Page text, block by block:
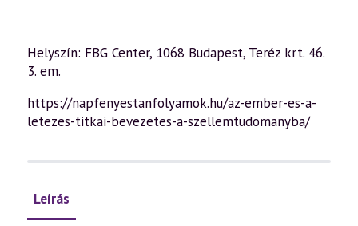
Helyszín: FBG Center, 1068 Budapest, Teréz krt. 46.
3. em.
https://napfenyestanfolyamok.hu/az-ember-es-a-
letezes-titkai-bevezetes-a-szellemtudomanyba/
Leírás